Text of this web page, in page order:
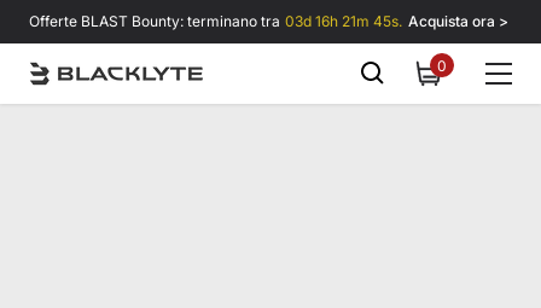
Vai al contenuto
Offerte BLAST Bounty: terminano tra 03d 16h 21m 45s. Acquista ora >
00